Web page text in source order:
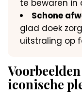
te bewaren in
Schone
glad doek
uitstraling op
iconische